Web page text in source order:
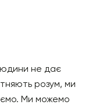
не дає
розум, ми
Ми можемо